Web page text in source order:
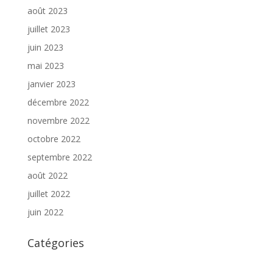
août 2023
juillet 2023
juin 2023
mai 2023
janvier 2023
décembre 2022
novembre 2022
octobre 2022
septembre 2022
août 2022
juillet 2022
juin 2022
Catégories